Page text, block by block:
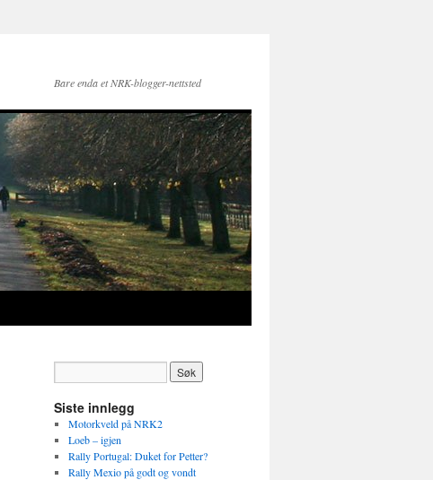
Bare enda et NRK-blogger-nettsted
Siste innlegg
Motorkveld på NRK2
Loeb – igjen
Rally Portugal: Duket for Petter?
Rally Mexio på godt og vondt